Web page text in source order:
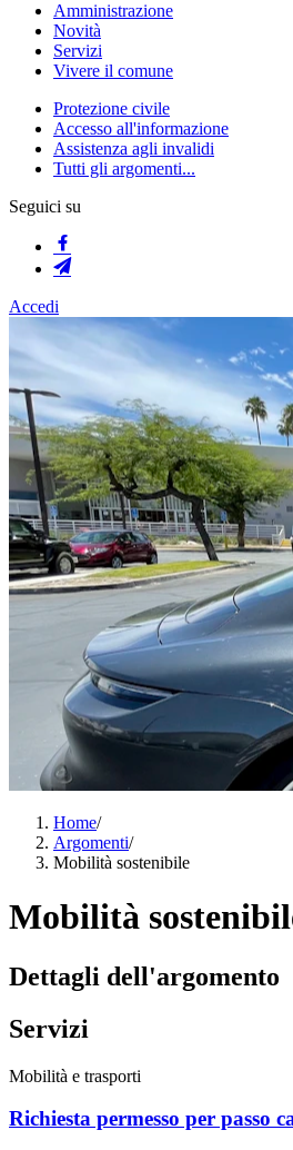
Amministrazione
Novità
Servizi
Vivere il comune
Protezione civile
Accesso all'informazione
Assistenza agli invalidi
Tutti gli argomenti...
Seguici su
Accedi
Home/
Argomenti/
Mobilità sostenibile
Mobilità
Dettagli dell'argomento
Servizi
Mobilità e trasporti
Richiesta permesso per passo